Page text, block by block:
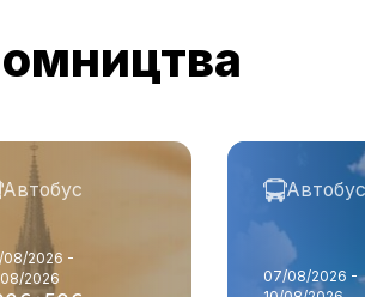
Автобус
08/2026 -
2026
Автобус
07/08/2026 -